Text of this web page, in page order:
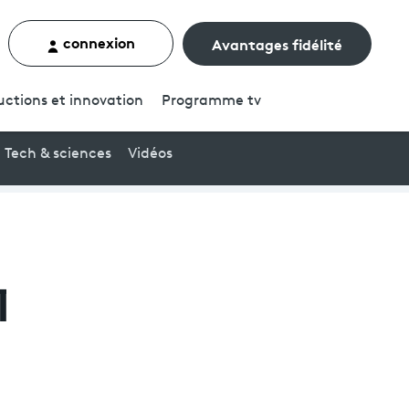
un contenu
connexion Avantages fidélité
et innovation Programme tv
Tech & sciences Vidéos